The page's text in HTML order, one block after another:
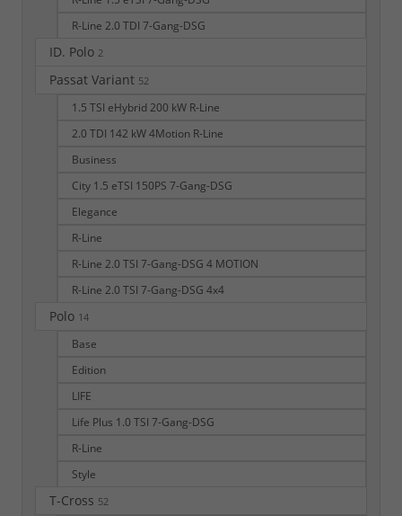
R-Line 2.0 TDI 7-Gang-DSG
ID. Polo 2
Passat Variant 52
1.5 TSI eHybrid 200 kW R-Line
2.0 TDI 142 kW 4Motion R-Line
Business
City 1.5 eTSI 150PS 7-Gang-DSG
Elegance
R-Line
R-Line 2.0 TSI 7-Gang-DSG 4 MOTION
R-Line 2.0 TSI 7-Gang-DSG 4x4
Polo 14
Base
Edition
LIFE
Life Plus 1.0 TSI 7-Gang-DSG
R-Line
Style
T-Cross 52